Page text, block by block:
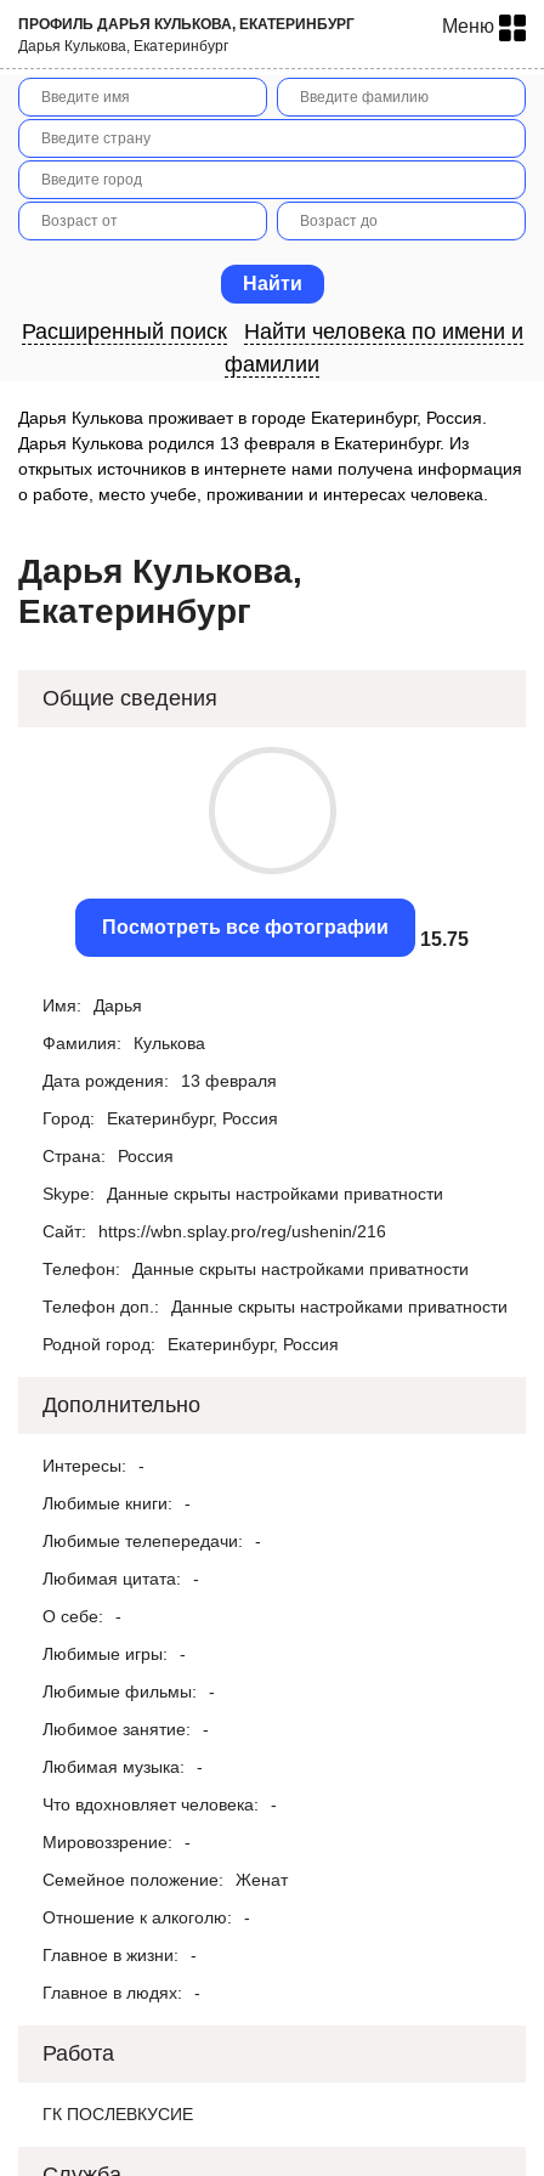
ПРОФИЛЬ ДАРЬЯ КУЛЬКОВА, ЕКАТЕРИНБУРГ
Дарья Кулькова, Екатеринбург
Меню
Расширенный поиск
Найти человека по имени и
фамилии
Дарья Кулькова проживает в городе Екатеринбург, Россия.
Дарья Кулькова родился 13 февраля в Екатеринбург. Из
открытых источников в интернете нами получена информация
о работе, место учебе, проживании и интересах человека.
Дарья Кулькова,
Екатеринбург
Общие сведения
Посмотреть все фотографии
15.42
Имя:
Дарья
Фамилия:
Кулькова
Дата рождения:
13 февраля
Город:
Екатеринбург, Россия
Страна:
Россия
Skype:
Данные скрыты настройками приватности
Сайт:
https://wbn.splay.pro/reg/ushenin/216
Телефон:
Данные скрыты настройками приватности
Телефон доп.:
Данные скрыты настройками приватности
Родной город:
Екатеринбург, Россия
Дополнительно
Интересы:
-
Любимые книги:
-
Любимые телепередачи:
-
Любимая цитата:
-
О себе:
-
Любимые игры:
-
Любимые фильмы:
-
Любимое занятие:
-
Любимая музыка:
-
Что вдохновляет человека:
-
Мировоззрение:
-
Семейное положение:
Женат
Отношение к алкоголю:
-
Главное в жизни:
-
Главное в людях:
-
Работа
ГК ПОСЛЕВКУСИЕ